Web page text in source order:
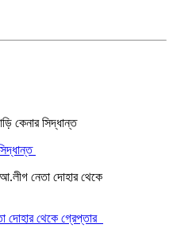
দোহার থেকে গ্রেপ্তার